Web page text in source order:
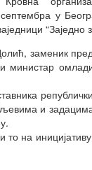
у
“Заједно
заменик
министар
и
на иницијативу